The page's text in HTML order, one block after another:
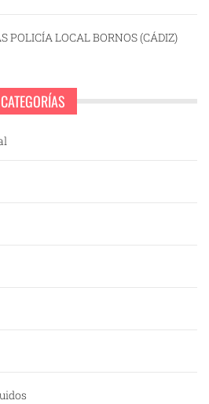
POLICÍA LOCAL BORNOS (CÁDIZ)
CATEGORÍAS